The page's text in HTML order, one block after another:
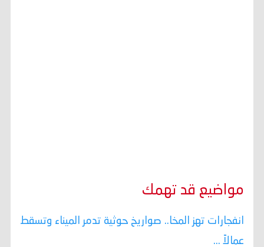
مواضيع قد تهمك
انفجارات تهز المخا.. صواريخ حوثية تدمر الميناء وتسقط
عمالاً ...